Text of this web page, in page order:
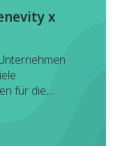
x
für die
und
Obwohl
erfüllt, führt